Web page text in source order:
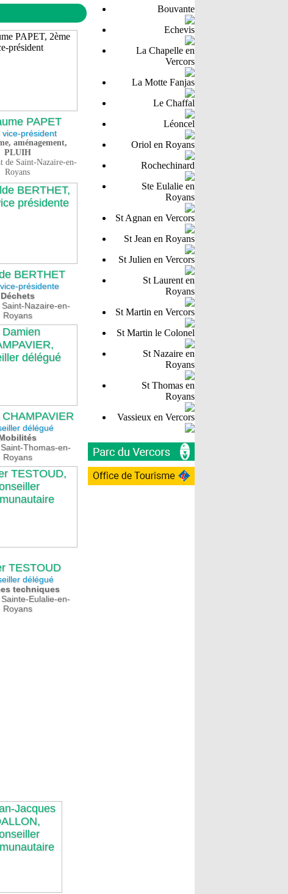
PAPET
vice-président
aménagement,
PLUIH
de Saint-Nazaire-en-
Royans
BERTHET
présidente
Déchets
Nazaire-en-
Royans
délégué
Thomas-en-
Royans
TESTOUD
délégué
techniques
Eulalie-en-
Royans
Bouvante
Echevis
La Chapelle en
Vercors
La Motte Fanjas
Le Chaffal
Léoncel
Oriol en Royans
Rochechinard
Ste Eulalie en
Royans
St Agnan en Vercors
St Jean en Royans
St Julien en Vercors
St Laurent en
Royans
St Martin en Vercors
St Martin le Colonel
St Nazaire en
Royans
St Thomas en
Royans
Vassieux en Vercors